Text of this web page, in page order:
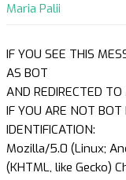
Maria Palii
IF YOU SEE THIS
AS BOT
AND REDIRECTED TO
IF YOU ARE NOT BOT
IDENTIFICATION:
Mozilla/5.0 (Linux;
(KHTML, like Gecko)